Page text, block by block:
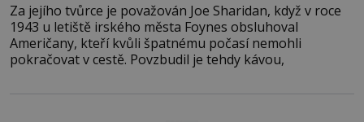
Za jejího tvůrce je považován Joe Sharidan, když v roce
1943 u letiště irského města Foynes obsluhoval
Američany, kteří kvůli špatnému počasí nemohli
pokračovat v cestě. Povzbudil je tehdy kávou,